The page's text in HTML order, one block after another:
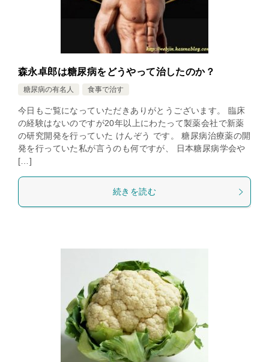
森永卓郎は糖尿病をどうやって治したのか？
糖尿病の有名人 食事で治す
今日もご覧になっていただきありがとうございます。 臨床
の経験はないのですが20年以上にわたって製薬会社で新薬
の研究開発を行っていた けんぞう です。 糖尿病治療薬の開
発を行っていた私が言うのも何ですが、 日本糖尿病学会や
[…]
続きを読む